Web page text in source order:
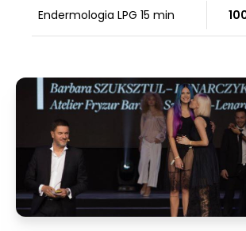
Endermologia LPG 15 min